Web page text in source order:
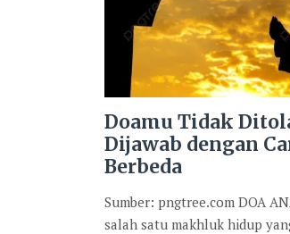
Doamu Tidak
Dijawab dengan
Berbeda
Sumber: pngtree.com DOA
salah satu makhluk hidup